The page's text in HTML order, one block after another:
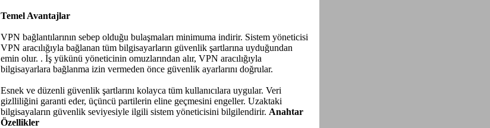
Temel Avantajlar
VPN bağlantılarının sebep olduğu bulaşmaları minimuma indirir. Sistem yöneticisi
VPN aracılığıyla bağlanan tüm bilgisayarların güvenlik şartlarına uyduğundan
emin olur. . İş yükünü yöneticinin omuzlarından alır, VPN aracılığıyla
bilgisayarlara bağlanma izin vermeden önce güvenlik ayarlarını doğrular.
Esnek ve düzenli güvenlik şartlarını kolayca tüm kullanıcılara uygular. Veri
gizlliliğini garanti eder, üçüncü partilerin eline geçmesini engeller. Uzaktaki
bilgisayaların güvenlik seviyesiyle ilgili sistem yöneticisini bilgilendirir. Anahtar
Özellikler